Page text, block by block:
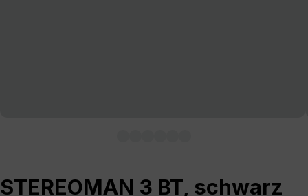
STEREOMAN 3 BT, schwarz